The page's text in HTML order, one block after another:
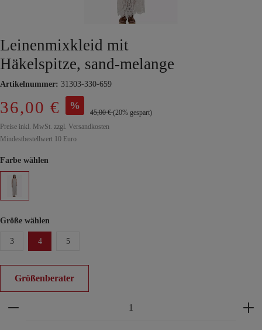
Leinenmixkleid mit
Häkelspitze, sand-melange
Artikelnummer: 31303-330-659
36,00 € %
45,00 €(20% gespart)
Preise inkl. MwSt. zzgl. Versandkosten
Mindestbestellwert 10 Euro
Farbe wählen
Größe wählen
3 4 5
Größenberater
Produkt Anzahl: Gib den gewünschten Wert ein